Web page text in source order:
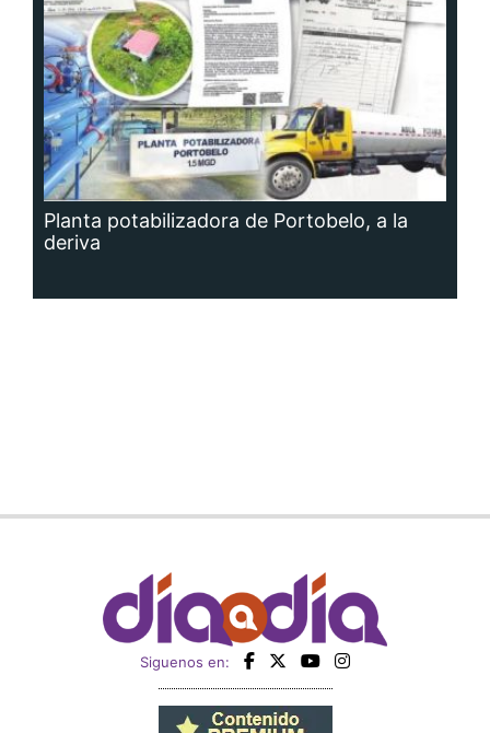
Planta potabilizadora de Portobelo, a la
deriva
Siguenos en: